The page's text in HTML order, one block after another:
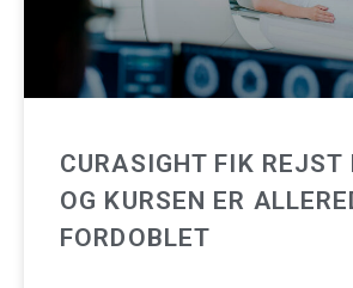
CURASIGHT FIK REJST
OG KURSEN ER
FORDOBLET